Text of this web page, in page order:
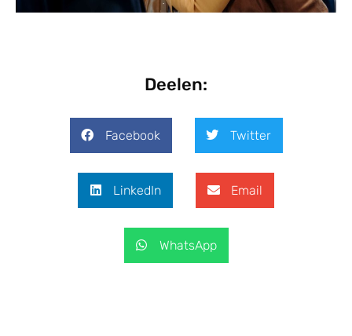
Deelen:
Facebook Twitter
LinkedIn Email
WhatsApp